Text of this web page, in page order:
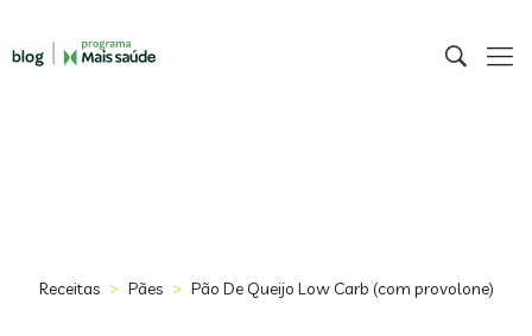
Receitas > Pães > Pão De Queijo Low Carb (com provolone)